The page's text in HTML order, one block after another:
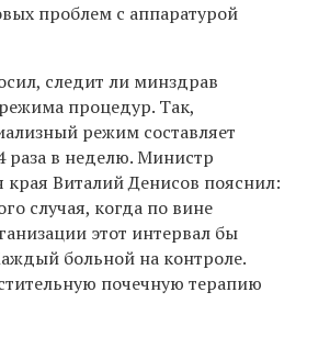
проблем с аппаратурой
следит ли минздрав
процедур. Так,
режим составляет
раза в неделю. Министр
края Виталий Денисов пояснил:
случая, когда по вине
этот интервал бы
больной на контроле.
почечную терапию